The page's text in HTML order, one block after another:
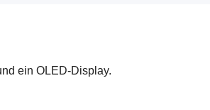
ein OLED-Display.